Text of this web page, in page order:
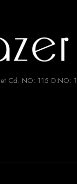
Cd. NO: 115 D:NO: